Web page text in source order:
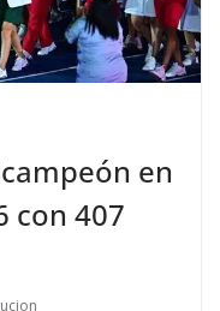
en
con 407